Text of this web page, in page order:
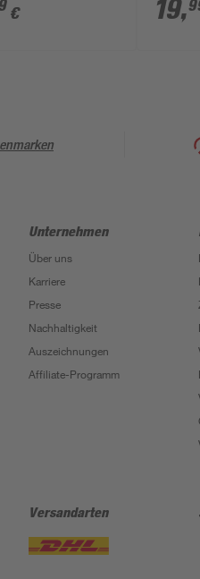
€ 19,
Unternehmen
Über uns
Karriere
Presse
Nachhaltigkeit
Auszeichnungen
Affiliate-Programm
Versandarten